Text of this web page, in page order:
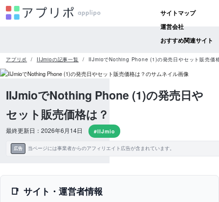
サイトマップ
運営会社
おすすめ関連サイト
アプリポ IIJmioの記事一覧 IIJmioでNothing Phone (1)の発売日やセット販売価
IIJmioでNothing Phone (1)の発売日や
セット販売価格は？
最終更新日：2026年6月14日 #IIJmio
広告 当ページには事業者からのアフィリエイト広告が含まれています。
サイト・運営者情報